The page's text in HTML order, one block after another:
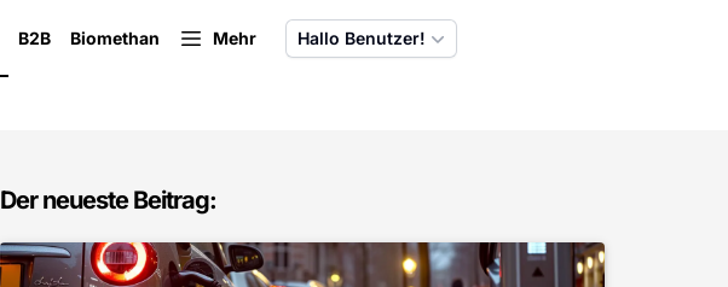
B2B Biomethan Mehr Hallo Benutzer!
Der neueste Beitrag: